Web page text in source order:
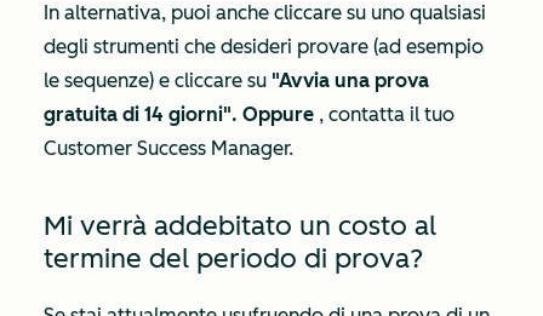
In alternativa, puoi anche cliccare su uno qualsiasi
degli strumenti che desideri provare (ad esempio
le sequenze) e cliccare su "Avvia una prova
gratuita di 14 giorni". Oppure , contatta il tuo
Customer Success Manager.
Mi verrà addebitato un costo al
termine del periodo di prova?